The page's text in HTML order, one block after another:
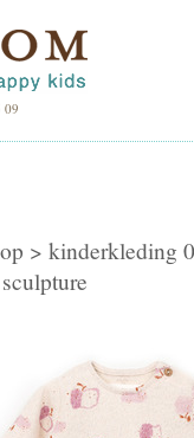
09
> kinderkleding